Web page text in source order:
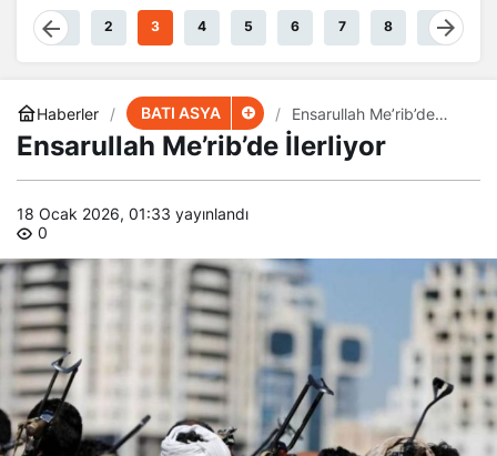
Akıyor
1 2 3 4 5 6 7 8 9
Haberler BATI ASYA
Ensarullah Me’rib’de
İlerliyor
Ensarullah Me’rib’de İlerliyor
18 Ocak 2026, 01:33 yayınlandı
0